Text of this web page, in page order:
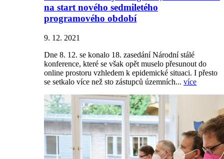
na start nového sedmiletého
programového období
9. 12. 2021
Dne 8. 12. se konalo 18. zasedání Národní stálé
konference, které se však opět muselo přesunout do
online prostoru vzhledem k epidemické situaci. I přesto
se setkalo více než sto zástupců územních... více